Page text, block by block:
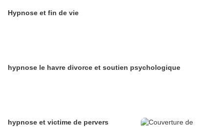
Hypnose et fin de vie
hypnose le havre divorce et soutien psychologique
hypnose et victime de pervers